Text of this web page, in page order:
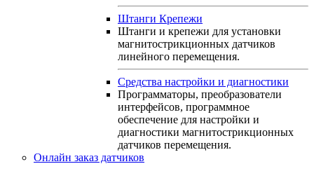
Штанги Крепежи
Штанги и крепежи для установки
магнитострикционных датчиков
линейного перемещения.
Средства настройки и диагностики
Программаторы, преобразователи
интерфейсов, программное
обеспечение для настройки и
диагностики магнитострикционных
датчиков перемещения.
Онлайн заказ датчиков